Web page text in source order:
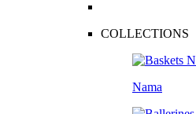
COLLECTIONS
Nama